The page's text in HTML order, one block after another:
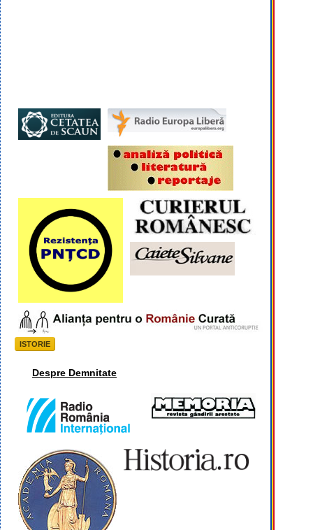
ISTORIE
Despre Demnitate